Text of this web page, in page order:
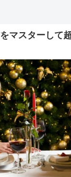
マスターして